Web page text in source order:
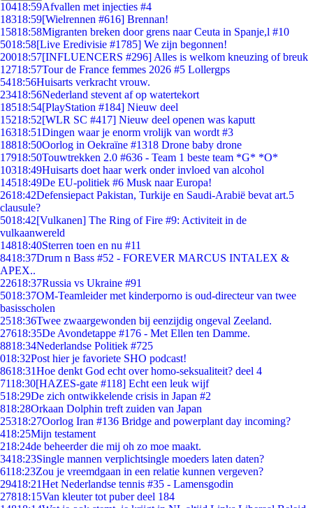
10418:59Afvallen met injecties #4
18318:59[Wielrennen #616] Brennan!
15818:58Migranten breken door grens naar Ceuta in Spanje,l #10
5018:58[Live Eredivisie #1785] We zijn begonnen!
20018:57[INFLUENCERS #296] Alles is welkom kneuzing of breuk
12718:57Tour de France femmes 2026 #5 Lollergps
5418:56Huisarts verkracht vrouw.
23418:56Nederland stevent af op watertekort
18518:54[PlayStation #184] Nieuw deel
15218:52[WLR SC #417] Nieuw deel openen was kaputt
16318:51Dingen waar je enorm vrolijk van wordt #3
18818:50Oorlog in Oekraïne #1318 Drone baby drone
17918:50Touwtrekken 2.0 #636 - Team 1 beste team *G* *O*
10318:49Huisarts doet haar werk onder invloed van alcohol
14518:49De EU-politiek #6 Musk naar Europa!
2618:42Defensiepact Pakistan, Turkije en Saudi-Arabië bevat art.5
clausule?
5018:42[Vulkanen] The Ring of Fire #9: Activiteit in de
vulkaanwereld
14818:40Sterren toen en nu #11
8418:37Drum n Bass #52 - FOREVER MARCUS INTALEX &
APEX..
22618:37Russia vs Ukraine #91
5018:37OM-Teamleider met kinderporno is oud-directeur van twee
basisscholen
2518:36Twee zwaargewonden bij eenzijdig ongeval Zeeland.
27618:35De Avondetappe #176 - Met Ellen ten Damme.
8818:34Nederlandse Politiek #725
018:32Post hier je favoriete SHO podcast!
8618:31Hoe denkt God echt over homo-seksualiteit? deel 4
7118:30[HAZES-gate #118] Echt een leuk wijf
518:29De zich ontwikkelende crisis in Japan #2
818:28Orkaan Dolphin treft zuiden van Japan
25318:27Oorlog Iran #136 Bridge and powerplant day incoming?
418:25Mijn testament
218:24de beheerder die mij oh zo moe maakt.
3418:23Single mannen verplichtsingle moeders laten daten?
6118:23Zou je vreemdgaan in een relatie kunnen vergeven?
29418:21Het Nederlandse tennis #35 - Lamensgodin
27818:15Van kleuter tot puber deel 184